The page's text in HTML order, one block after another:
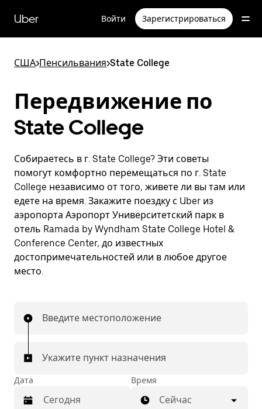
перейти
к
Uber Войти Зарегистрироваться
США>Пенсильвания>State College
Передвижение по
State College
Собираетесь в г. State College? Эти советы
помогут комфортно перемещаться по г. State
College независимо от того, живете ли вы там или
едете на время. Закажите поездку с Uber из
аэропорта Аэропорт Университетский парк в
отель Ramada by Wyndham State College Hotel &
Conference Center, до известных
достопримечательностей или в любое другое
место.
Введите местоположение
Укажите пункт назначения
Дата Время
Сейчас